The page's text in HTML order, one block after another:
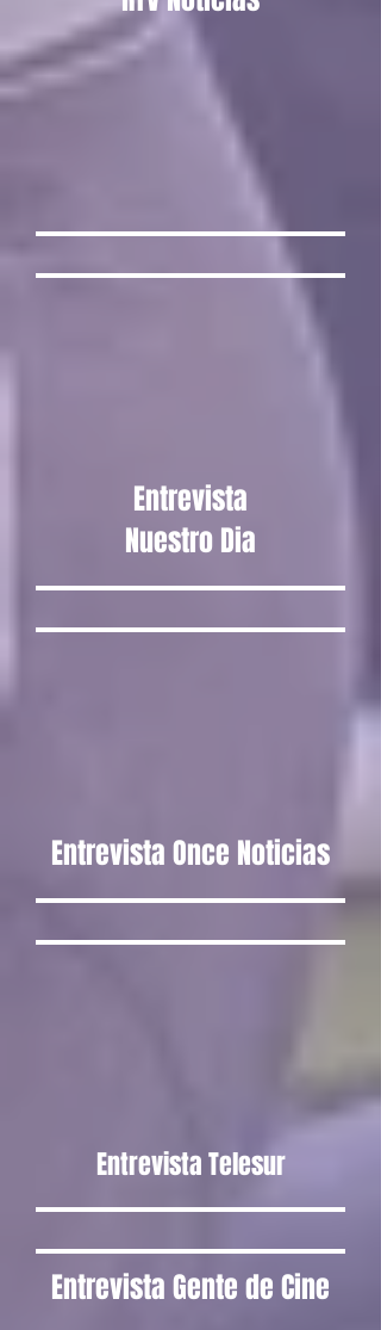
Entrevista
Nuestro Dia
Entrevista Once Noticias
Entrevista Telesur
Entrevista Gente de Cine